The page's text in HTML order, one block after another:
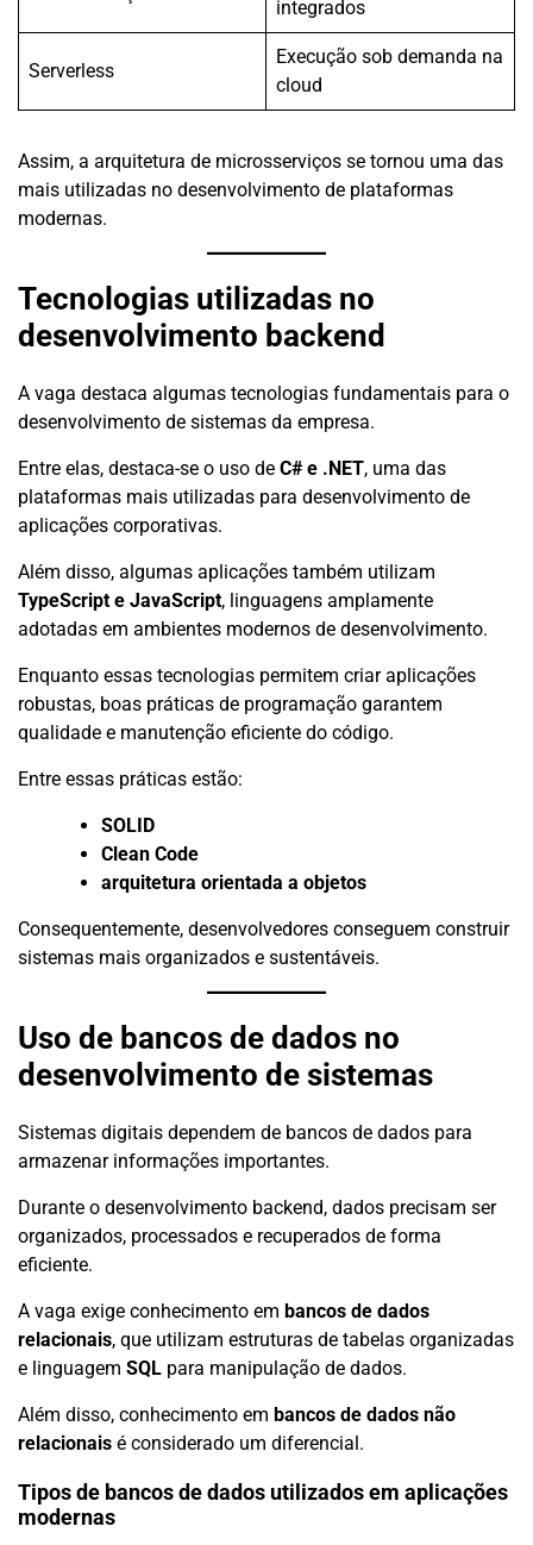
integrados
Serverless
Execução sob demanda na
cloud
Assim, a arquitetura de microsserviços se tornou uma das
mais utilizadas no desenvolvimento de plataformas
modernas.
Tecnologias utilizadas no
desenvolvimento backend
A vaga destaca algumas tecnologias fundamentais para o
desenvolvimento de sistemas da empresa.
Entre elas, destaca-se o uso de C# e .NET, uma das
plataformas mais utilizadas para desenvolvimento de
aplicações corporativas.
Além disso, algumas aplicações também utilizam
TypeScript e JavaScript, linguagens amplamente
adotadas em ambientes modernos de desenvolvimento.
Enquanto essas tecnologias permitem criar aplicações
robustas, boas práticas de programação garantem
qualidade e manutenção eficiente do código.
Entre essas práticas estão:
SOLID
Clean Code
arquitetura orientada a objetos
Consequentemente, desenvolvedores conseguem construir
sistemas mais organizados e sustentáveis.
Uso de bancos de dados no
desenvolvimento de sistemas
Sistemas digitais dependem de bancos de dados para
armazenar informações importantes.
Durante o desenvolvimento backend, dados precisam ser
organizados, processados e recuperados de forma
eficiente.
A vaga exige conhecimento em bancos de dados
relacionais, que utilizam estruturas de tabelas organizadas
e linguagem SQL para manipulação de dados.
Além disso, conhecimento em bancos de dados não
relacionais é considerado um diferencial.
Tipos de bancos de dados utilizados em aplicações
modernas